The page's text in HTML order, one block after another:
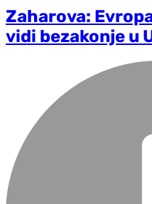
Zaharova:
vidi bezakonje u